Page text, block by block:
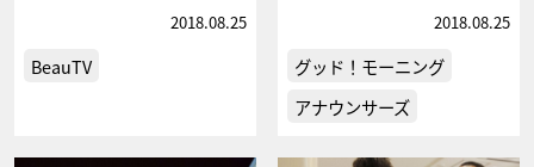
2018.08.25
BeauTV
2018.08.25
グッド！モーニング
アナウンサーズ